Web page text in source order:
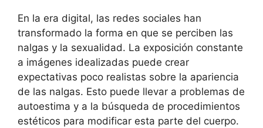
En la era digital, las redes sociales han
transformado la forma en que se perciben las
nalgas y la sexualidad. La exposición constante
a imágenes idealizadas puede crear
expectativas poco realistas sobre la apariencia
de las nalgas. Esto puede llevar a problemas de
autoestima y a la búsqueda de procedimientos
estéticos para modificar esta parte del cuerpo.